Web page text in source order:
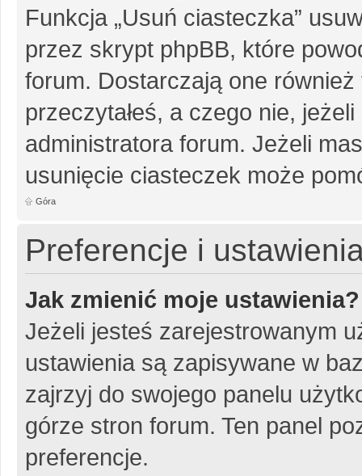
Funkcja „Usuń ciasteczka”
przez skrypt phpBB, które
forum. Dostarczają one
przeczytałeś, a czego nie,
administratora forum. Jeżeli
usunięcie ciasteczek może
Góra
Preferencje i
Jak zmienić moje ustawienia?
Jeżeli jesteś zarejestrowanym
ustawienia są zapisywane w
zajrzyj do swojego panelu
górze stron forum. Ten panel
preferencje.